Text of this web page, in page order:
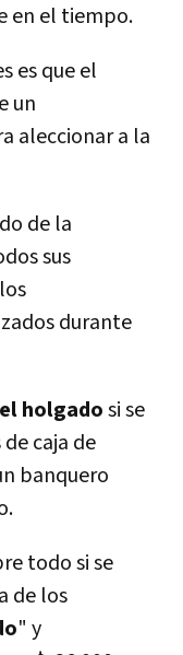
en el tiempo.
es que el
un
aleccionar a la
de la
sus
durante
holgadosi se
caja de
banquero
todo si se
de los
" y